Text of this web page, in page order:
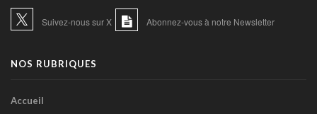
15 juillet 2026 - 11:24
Un jeune Américain sur cinq sollicite un chatbot pour sa
Suivez-nous sur X Abonnez-vous à notre Newsletter
NOS RUBRIQUES
Accueil